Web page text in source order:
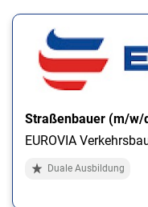
Straßenbauer (m/w/
EUROVIA
Duale Ausbildung